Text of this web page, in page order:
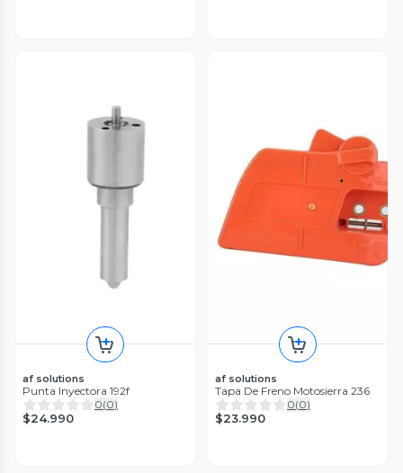
af solutions
Punta Inyectora 192f
0(0)
$24.990
af solutions
Tapa De Freno Motosierra 236
0(0)
$23.990